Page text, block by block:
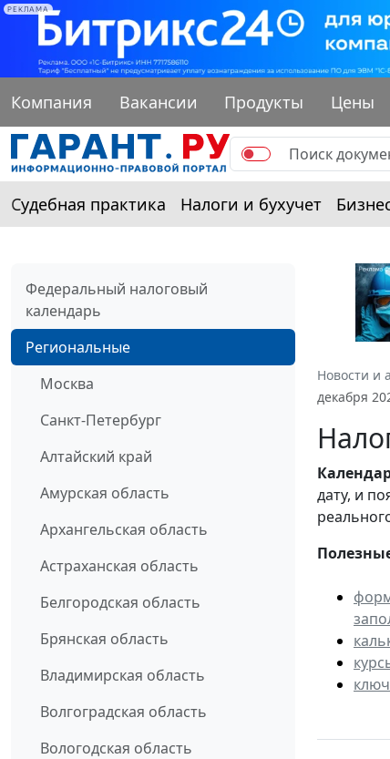
РЕКЛАМА
Компания Вакансии Продукты Цены
Судебная практика Налоги и бухучет
Федеральный налоговый
календарь
Региональные
Москва
Санкт-Петербург
Алтайский край
Амурская область
Архангельская область
Астраханская область
Белгородская область
Брянская область
Владимирская область
Волгоградская область
Вологодская область
Новости и
декабря
дату, и